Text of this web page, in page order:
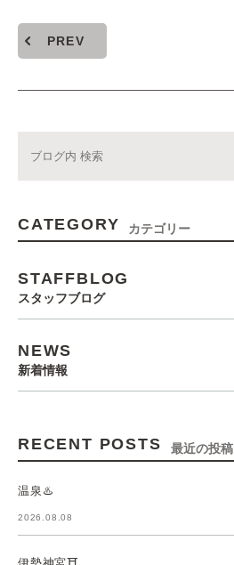
PREV
CATEGORY カテゴリー
STAFFBLOG
スタッフブログ
NEWS
新着情報
RECENT POSTS 最近の投稿
温泉♨️
2026.08.08